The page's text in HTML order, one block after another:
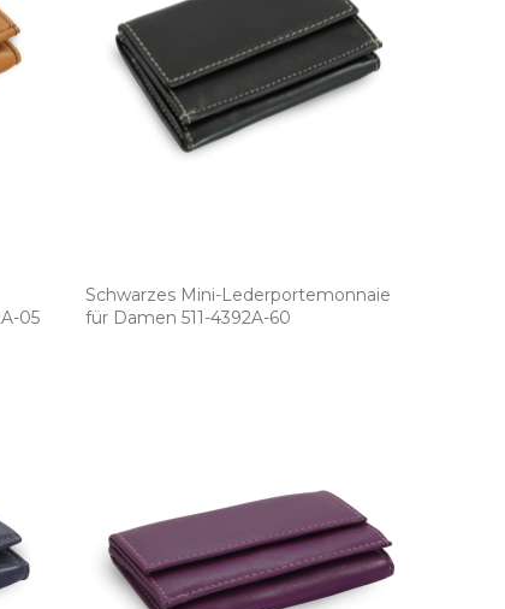
05
Schwarzes Mini­-Lederportemonnaie
für Damen 511­-4392A­-60